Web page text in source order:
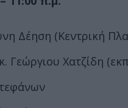
Δέηση (Κεντρική
Γεώργιου Χατζίδη